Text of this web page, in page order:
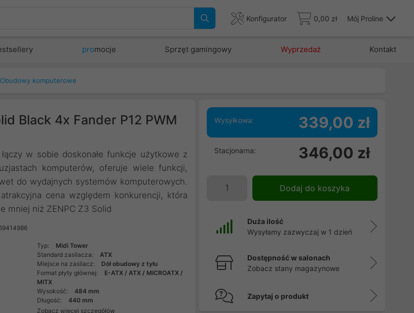
Konfigurator 0,00 zł Mój Proline
promocje Sprzęt gamingowy Wyprzedaż Kontakt
Obudowy komputerowe
Black 4x Fander P12 PWM
w sobie doskonałe funkcje użytkowe z
komputerów, oferuje wiele funkcji,
do wydajnych systemów komputerowych.
cena względem konkurencji, która
mniej niż ZENPC Z3 Solid
Typ:
Midi Tower
Standard zasilacza:
ATX
Miejsce na zasilacz:
Dół obudowy z tyłu
Format płyty głównej:
E-ATX / ATX / MICROATX /
MITX
Wysokość:
484 mm
Długość:
440 mm
Zobacz więcej szczegółów
Wysyłkowa: 339,00 zł
Stacjonarna: 346,00 zł
Dodaj do koszyka
Duża ilość
Wysyłamy zazwyczaj w 1 dzień
Dostępność w salonach
Zobacz stany magazynowe
Zapytaj o produkt